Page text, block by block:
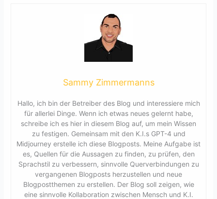
Sammy Zimmermanns
Hallo, ich bin der Betreiber des Blog und interessiere mich
für allerlei Dinge. Wenn ich etwas neues gelernt habe,
schreibe ich es hier in diesem Blog auf, um mein Wissen
zu festigen. Gemeinsam mit den K.I.s GPT-4 und
Midjourney erstelle ich diese Blogposts. Meine Aufgabe ist
es, Quellen für die Aussagen zu finden, zu prüfen, den
Sprachstil zu verbessern, sinnvolle Querverbindungen zu
vergangenen Blogposts herzustellen und neue
Blogpostthemen zu erstellen. Der Blog soll zeigen, wie
eine sinnvolle Kollaboration zwischen Mensch und K.I.